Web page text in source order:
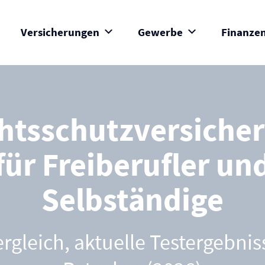
Versicherungen Gewerbe
Freiberufler
Selbständige
aktuelle